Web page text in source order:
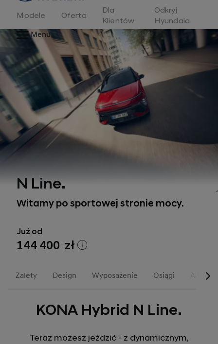
Modele Oferta
Dla
Klientów
Odkryj
Hyundaia
Menu
N Line.
Witamy po sportowej stronie mocy.
Już od
144 400 zł
Zalety Design Wyposażenie Osiągi
KONA Hybrid N Line.
Teraz możesz jeździć - z dynamicznym,